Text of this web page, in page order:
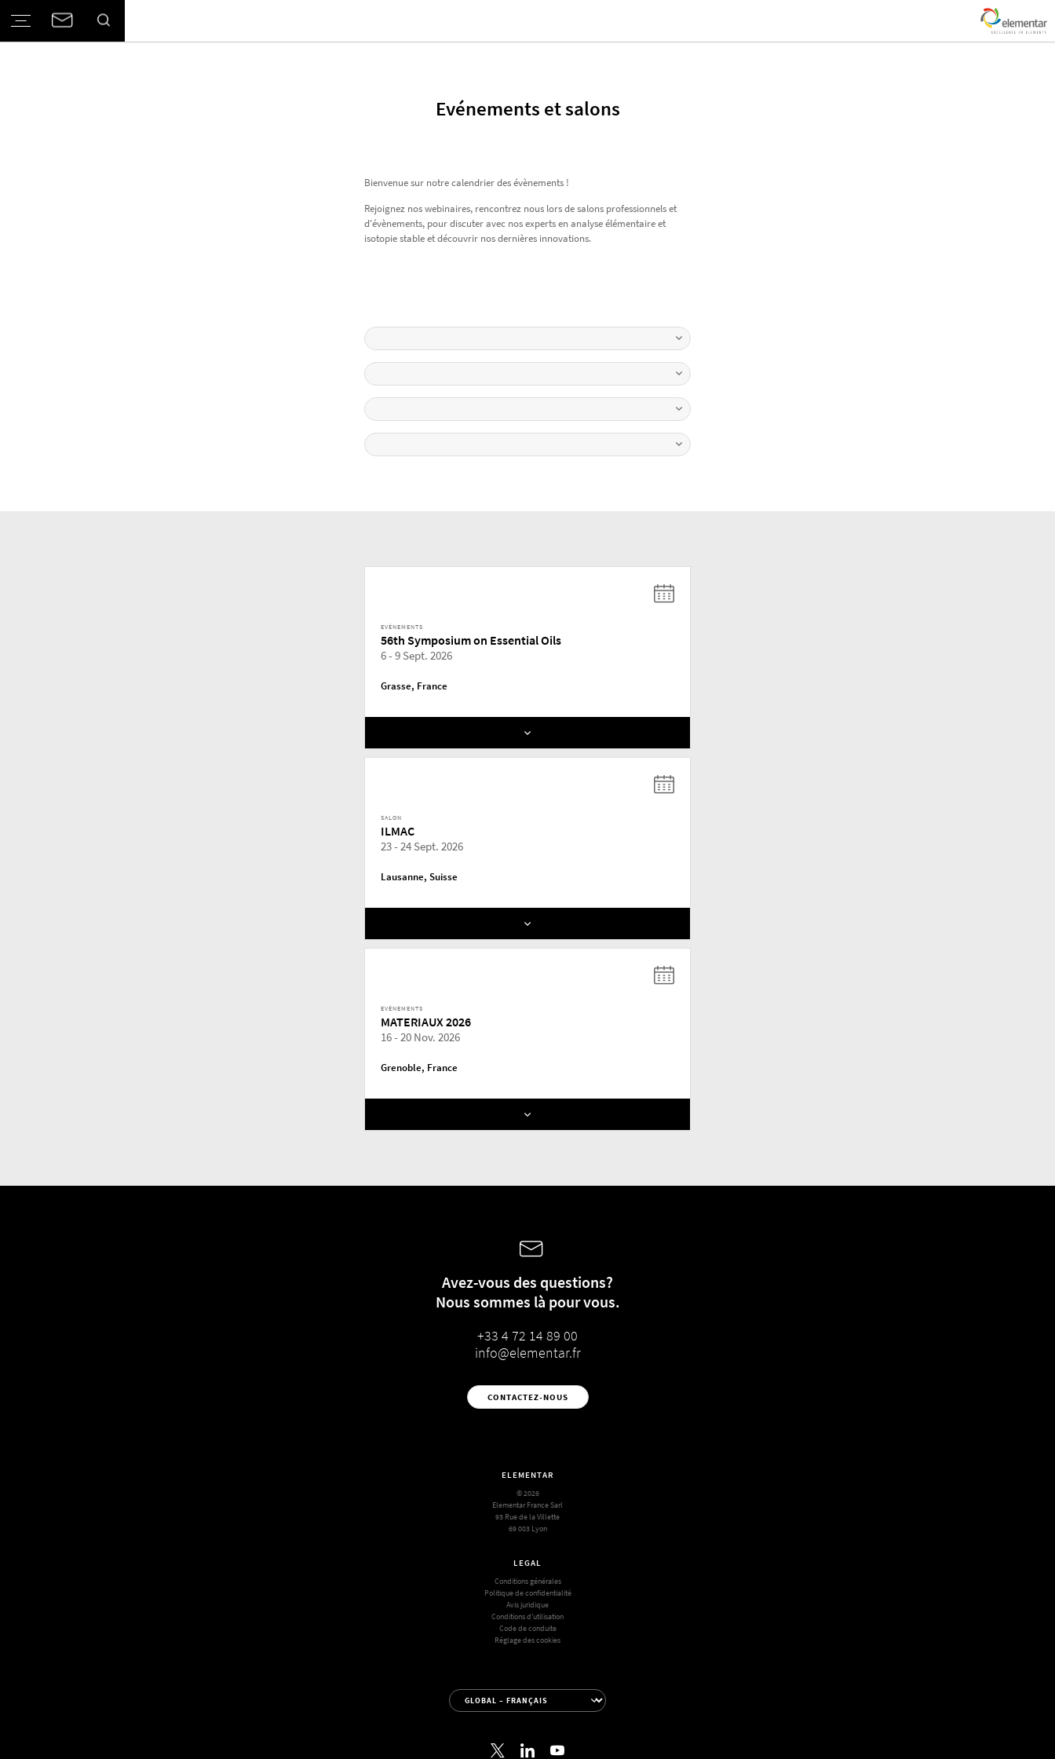
Evénements et salons
Bienvenue sur notre calendrier des évènements !
Rejoignez nos webinaires, rencontrez nous lors de salons professionnels et
d'évènements, pour discuter avec nos experts en analyse élémentaire et
isotopie stable et découvrir nos dernières innovations.
EVÈNEMENTS
56th Symposium on Essential Oils
6 - 9 Sept. 2026
Grasse, France
SALON
ILMAC
23 - 24 Sept. 2026
Lausanne, Suisse
EVÈNEMENTS
MATERIAUX 2026
16 - 20 Nov. 2026
Grenoble, France
Avez-vous des questions?
Nous sommes là pour vous.
+33 4 72 14 89 00
info@elementar.fr
CONTACTEZ-NOUS
ELEMENTAR
© 2026
Elementar France Sarl
93 Rue de la Villette
69 003 Lyon
LEGAL
Conditions générales
Politique de confidentialité
Avis juridique
Conditions d’utilisation
Code de conduite
Réglage des cookies